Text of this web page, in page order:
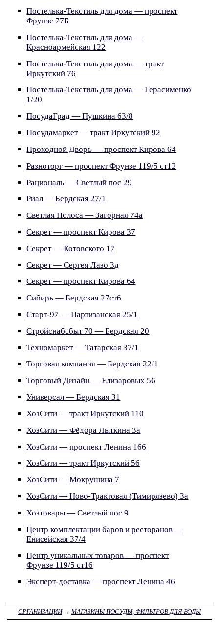
Постелька-Текстиль для дома — проспект
Фрунзе 77Б
Постелька-Текстиль для дома —
Красноармейская 122
Постелька-Текстиль для дома — тракт
Иркутский 76
Постелька-Текстиль для дома — Герасименко
1/20
ПосудаГрад — Пушкина 63/8
Посудамаркет — тракт Иркутский 92
Проходной Дворъ — проспект Кирова 64
Разноторг — проспект Фрунзе 119/5 ст12
Рациональ — Светлый пос 29
Риал — Бердская 27/1
Светлая Полоса — Загорная 74а
Секрет — проспект Кирова 37
Секрет — Котовского 17
Секрет — Сергея Лазо 3д
Секрет — проспект Кирова 64
Сибирь — Бердская 27ст6
Старт-97 — Партизанская 25/1
Стройснабсбыт 70 — Бердская 20
Техномаркет — Татарская 37/1
Торговая компания — Бердская 22/1
Торговый Дизайн — Елизаровых 56
Универсал — Бердская 31
ХозСити — тракт Иркутский 110
ХозСити — Фёдора Лыткина 3а
ХозСити — проспект Ленина 166
ХозСити — тракт Иркутский 56
ХозСити — Мокрушина 7
ХозСити — Ново-Трактовая (Тимирязево) 3а
Хозтовары — Светлый пос 9
Центр комплектации баров и ресторанов —
Енисейская 37/4
Центр уникальных товаров — проспект
Фрунзе 119/5 ст16
Эксперт-доставка — проспект Ленина 46
ОРГАНИЗАЦИИ→ МАГАЗИНЫ ПОСУДЫ, ФИЛЬТРОВ ДЛЯ ВОДЫ